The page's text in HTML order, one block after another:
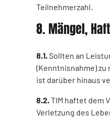
Teilnehmerzahl.
8. Mängel,
8.1. Sollten an
(Kenntnisnahme)
ist darüber hinaus
8.2.TIM haftet dem
Verletzung des